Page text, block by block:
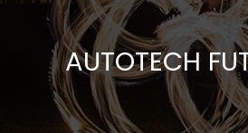
AUTOTECH